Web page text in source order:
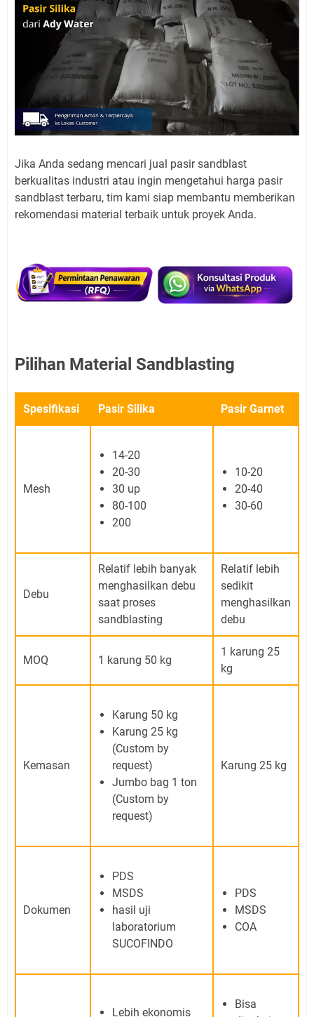
Jika Anda sedang mencari jual pasir sandblast
berkualitas industri atau ingin mengetahui harga pasir
sandblast terbaru, tim kami siap membantu memberikan
rekomendasi material terbaik untuk proyek Anda.
Pilihan Material Sandblasting
Spesifikasi Pasir Silika Pasir Garnet
Mesh
14-20
20-30
30 up
80-100
200
10-20
20-40
30-60
Debu
Relatif lebih banyak
menghasilkan debu
saat proses
sandblasting
Relatif lebih
sedikit
menghasilkan
debu
MOQ 1 karung 50 kg
1 karung 25
kg
Kemasan
Karung 50 kg
Karung 25 kg
(Custom by
request)
Jumbo bag 1 ton
(Custom by
request)
Karung 25 kg
Dokumen
PDS
MSDS
hasil uji
laboratorium
SUCOFINDO
PDS
MSDS
COA
Lebih ekonomis
Bisa